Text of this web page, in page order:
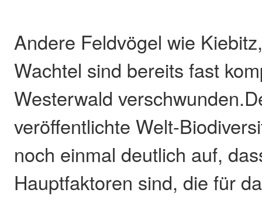
Andere Feldvögel wie
Wachtel sind bereits fast
Westerwald
veröffentlichte Welt-
noch einmal deutlich auf,
Hauptfaktoren sind, die für